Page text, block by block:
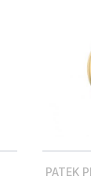
PATEK